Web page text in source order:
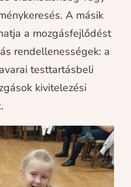
A másik
a mozgásfejlődést
rendellenességek: a
testtartásbeli
kivitelezési